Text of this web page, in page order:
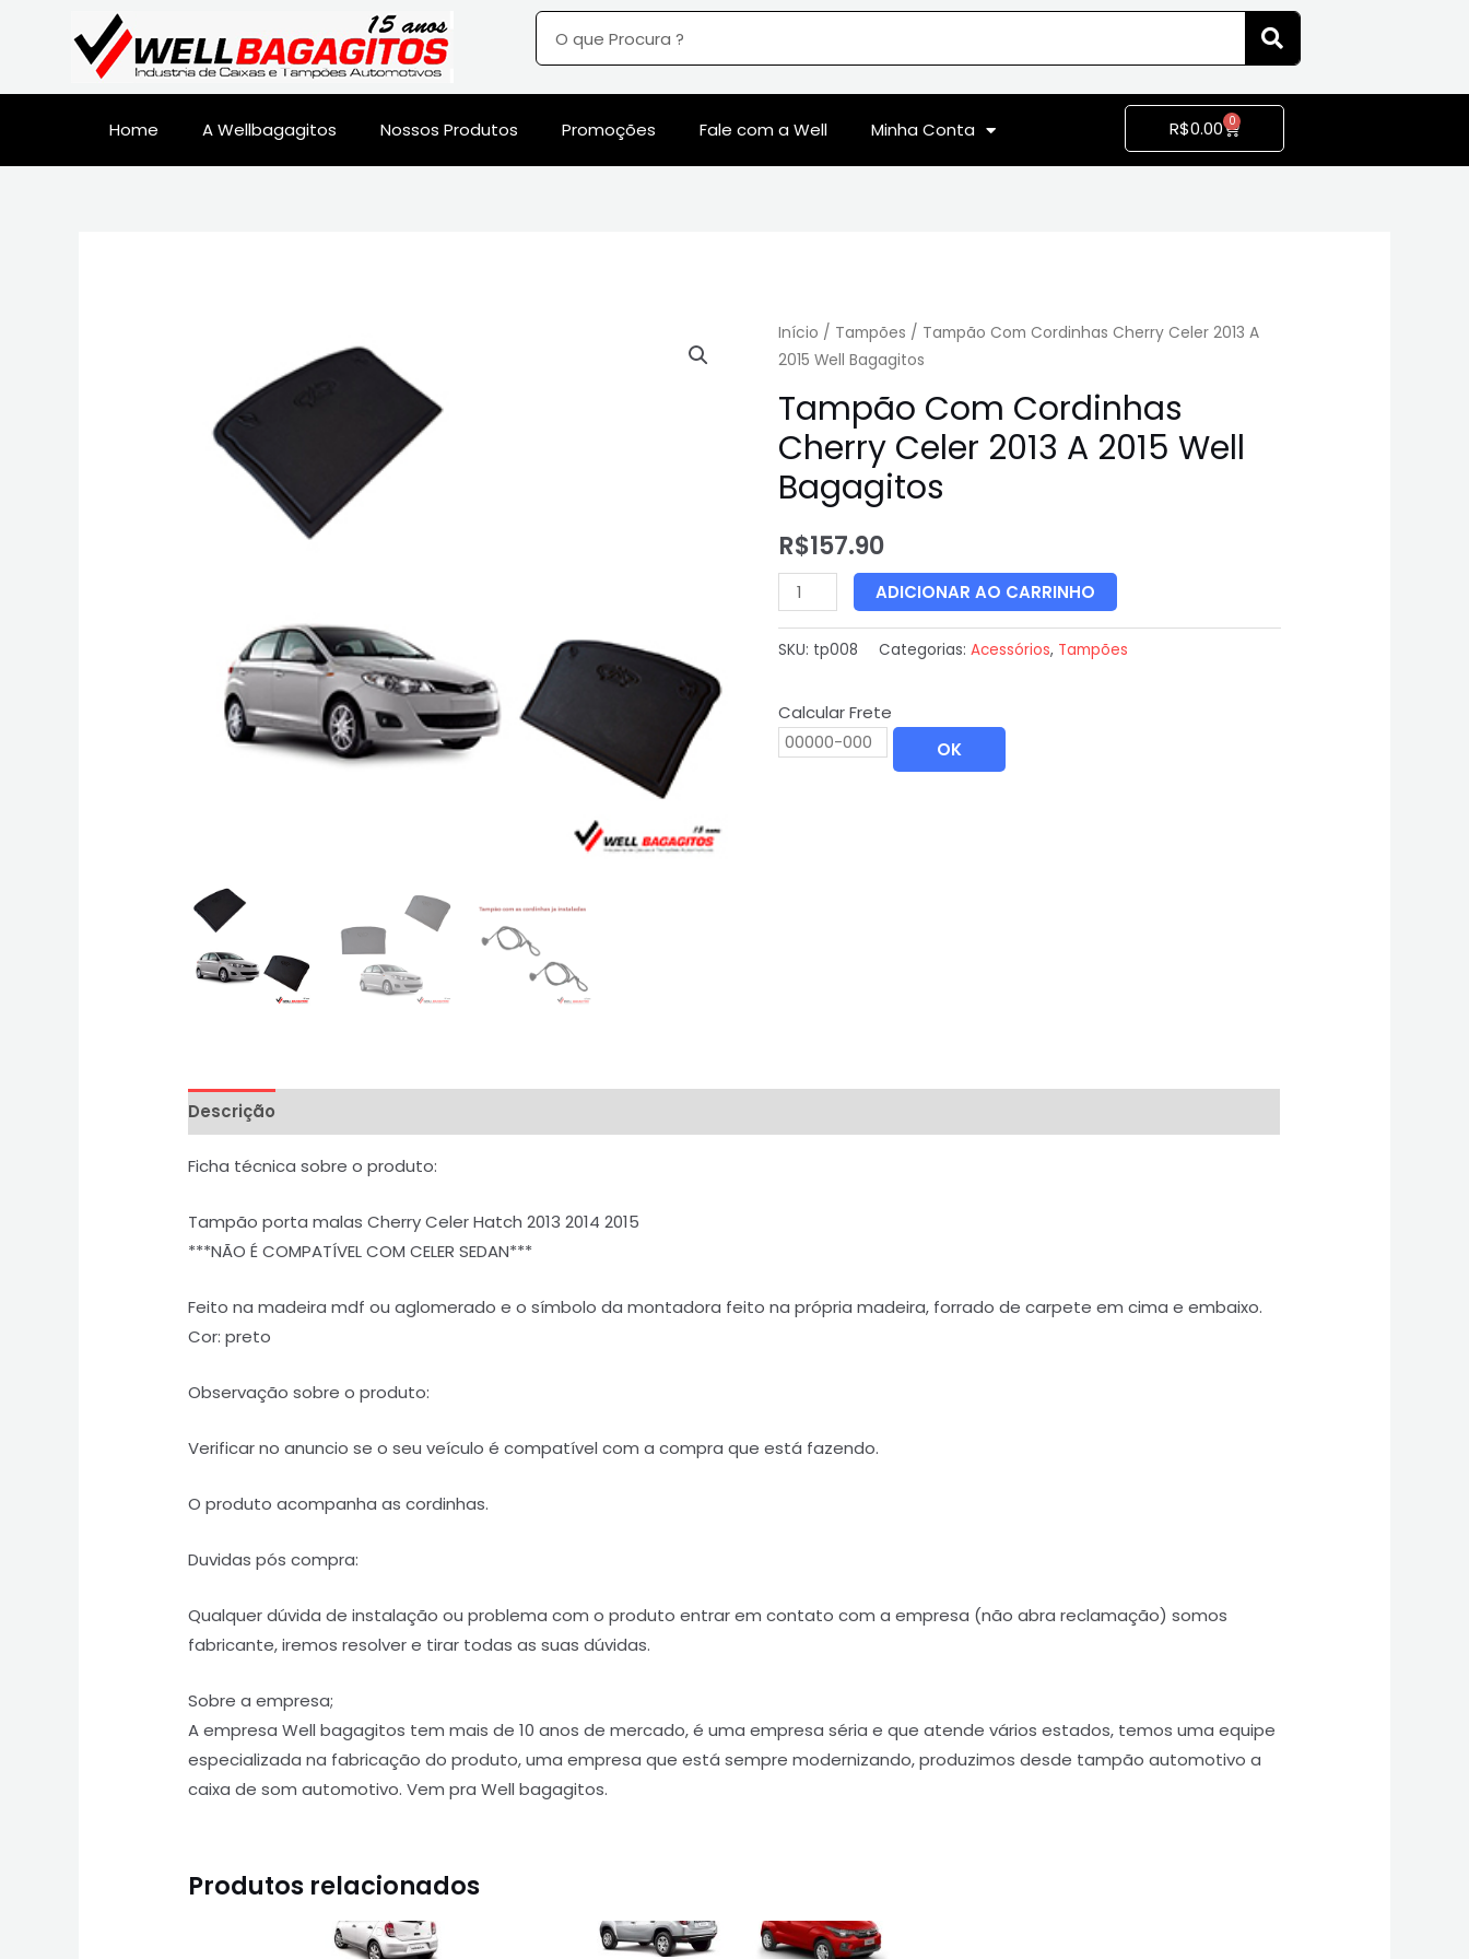
Home A Wellbagagitos Nossos Produtos Promoções Fale com a Well Minha Conta R$0.00 0
Início / Tampões / Tampão Com Cordinhas Cherry Celer 2013 A
2015 Well Bagagitos
Tampão Com Cordinhas
Cherry Celer 2013 A 2015 Well
Bagagitos
R$157.90
ADICIONAR AO CARRINHO
SKU: tp008 Categorias: Acessórios, Tampões
Calcular Frete
OK
Descrição
Ficha técnica sobre o produto:
Tampão porta malas Cherry Celer Hatch 2013 2014 2015
***NÃO É COMPATÍVEL COM CELER SEDAN***
Feito na madeira mdf ou aglomerado e o símbolo da montadora feito na própria madeira, forrado de carpete em cima e embaixo.
Cor: preto
Observação sobre o produto:
Verificar no anuncio se o seu veículo é compatível com a compra que está fazendo.
O produto acompanha as cordinhas.
Duvidas pós compra:
Qualquer dúvida de instalação ou problema com o produto entrar em contato com a empresa (não abra reclamação) somos
fabricante, iremos resolver e tirar todas as suas dúvidas.
Sobre a empresa;
A empresa Well bagagitos tem mais de 10 anos de mercado, é uma empresa séria e que atende vários estados, temos uma equipe
especializada na fabricação do produto, uma empresa que está sempre modernizando, produzimos desde tampão automotivo a
caixa de som automotivo. Vem pra Well bagagitos.
Produtos relacionados